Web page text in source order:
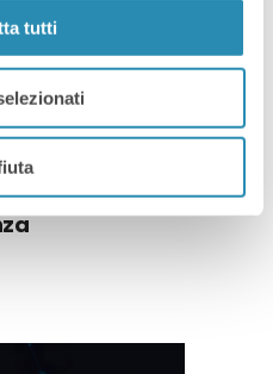
tutti
Estesa
evento